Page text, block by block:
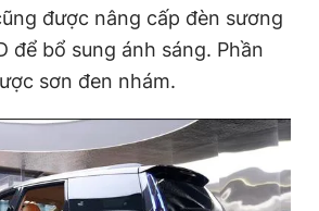
được nâng cấp đèn sương
để bổ sung ánh sáng. Phần
sơn đen nhám.